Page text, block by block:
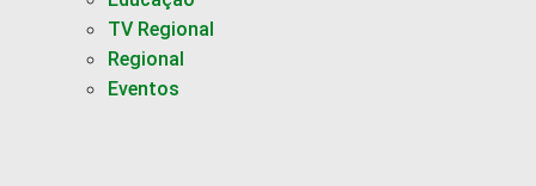
TV Regional
Regional
Eventos